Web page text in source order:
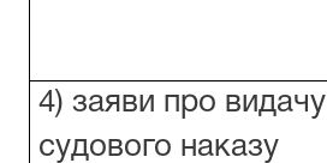
4) заяви про видачу
судового наказу